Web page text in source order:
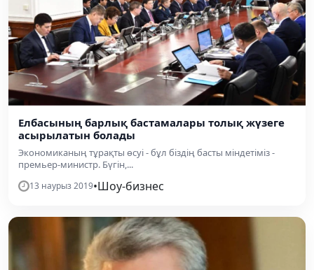
Елбасының барлық бастамалары толық жүзеге
асырылатын болады
Экономиканың тұрақты өсуі - бұл біздің басты міндетіміз -
премьер-министр. Бүгін,...
13 наурыз 2019•Шоу-бизнес